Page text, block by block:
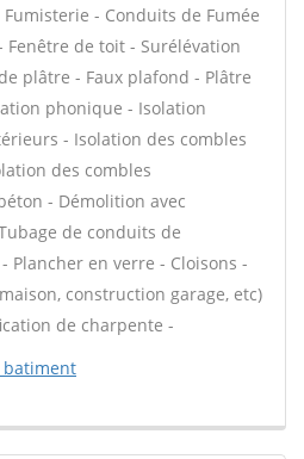
- Conduits de Fumée
de toit - Surélévation
plâtre - Faux plafond - Plâtre
phonique - Isolation
- Isolation des combles
des combles
- Démolition avec
de conduits de
Plancher en verre - Cloisons -
construction garage, etc)
de charpente -
batiment